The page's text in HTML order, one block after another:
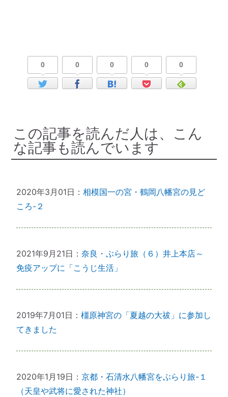
0 0 0 0 0
この記事を読んだ人は、こん
な記事も読んでいます
2020年3月01日：相模国一の宮・鶴岡八幡宮の見ど
ころ-２
2021年9月21日：奈良・ぶらり旅（６）井上本店～
免疫アップに「こうじ生活」
2019年7月01日：橿原神宮の「夏越の大祓」に参加し
てきました
2020年1月19日：京都・石清水八幡宮をぶらり旅-１
（天皇や武将に愛された神社）